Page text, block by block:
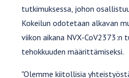
tutkimuksessa, johon
Kokeilun odotetaan alkavan
viikon aikana NVX-CoV2373:n
tehokkuuden määrittämiseksi.
"Olemme kiitollisia